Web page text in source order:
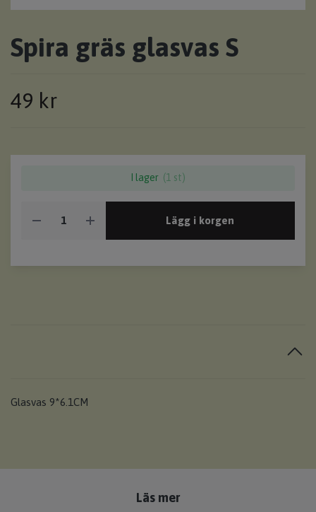
Spira gräs glasvas S
49 kr
I lager (1 st)
Lägg i korgen
Glasvas 9*6.1CM
Läs mer